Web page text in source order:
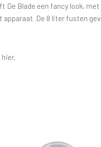
De Blade een fancy look,
De 8 liter fusten